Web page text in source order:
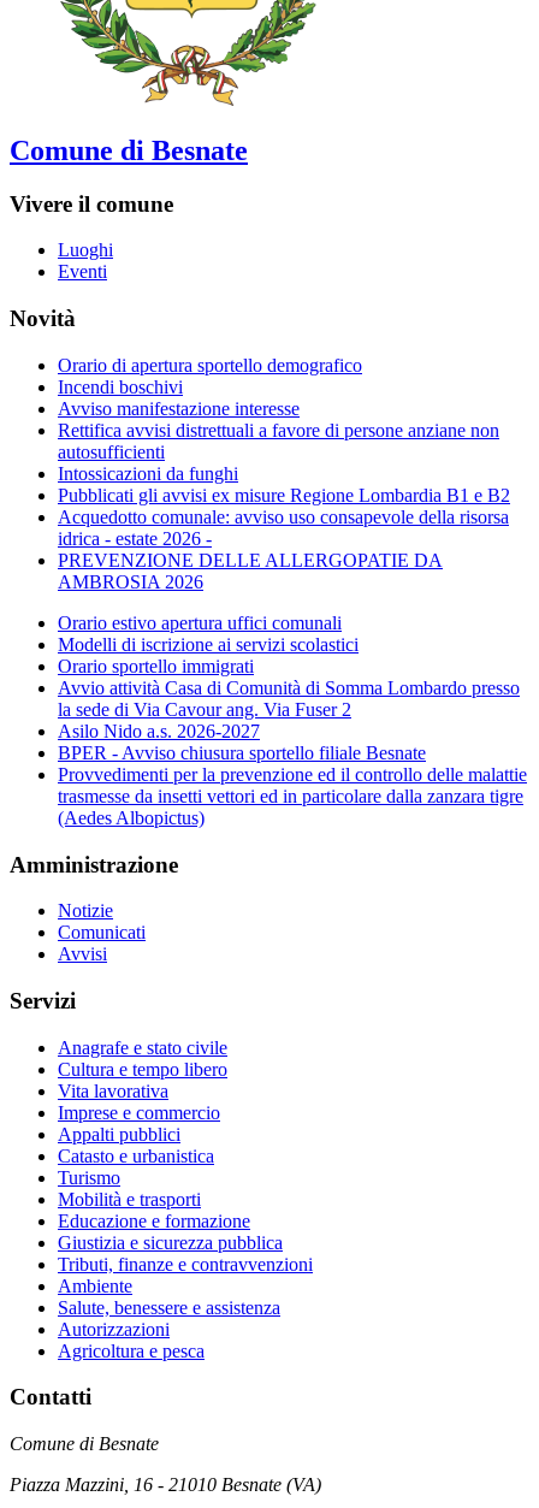
Comune di Besnate
Vivere il comune
Luoghi
Eventi
Novità
Orario di apertura sportello demografico
Incendi boschivi
Avviso manifestazione interesse
Rettifica avvisi distrettuali a favore di persone anziane non
autosufficienti
Intossicazioni da funghi
Pubblicati gli avvisi ex misure Regione Lombardia B1 e B2
Acquedotto comunale: avviso uso consapevole della risorsa
idrica - estate 2026 -
PREVENZIONE DELLE ALLERGOPATIE DA
AMBROSIA 2026
Orario estivo apertura uffici comunali
Modelli di iscrizione ai servizi scolastici
Orario sportello immigrati
Avvio attività Casa di Comunità di Somma Lombardo presso
la sede di Via Cavour ang. Via Fuser 2
Asilo Nido a.s. 2026-2027
BPER - Avviso chiusura sportello filiale Besnate
Provvedimenti per la prevenzione ed il controllo delle malattie
trasmesse da insetti vettori ed in particolare dalla zanzara tigre
(Aedes Albopictus)
Amministrazione
Notizie
Comunicati
Avvisi
Servizi
Anagrafe e stato civile
Cultura e tempo libero
Vita lavorativa
Imprese e commercio
Appalti pubblici
Catasto e urbanistica
Turismo
Mobilità e trasporti
Educazione e formazione
Giustizia e sicurezza pubblica
Tributi, finanze e contravvenzioni
Ambiente
Salute, benessere e assistenza
Autorizzazioni
Agricoltura e pesca
Contatti
Comune di Besnate
Piazza Mazzini, 16 - 21010 Besnate (VA)